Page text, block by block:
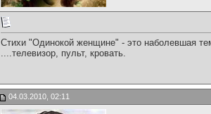
Стихи "Одинокой женщине" - это наболевшая
....телевизор, пульт, кровать.
04.03.2010, 02:11